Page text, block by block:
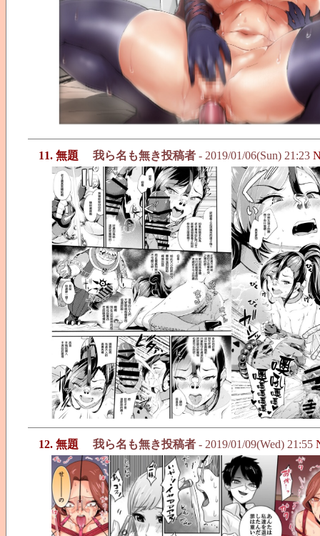
11. 無題 我ら名も無き投稿者 - 2019/01/06(Sun) 21:23
12. 無題 我ら名も無き投稿者 - 2019/01/09(Wed) 21:55